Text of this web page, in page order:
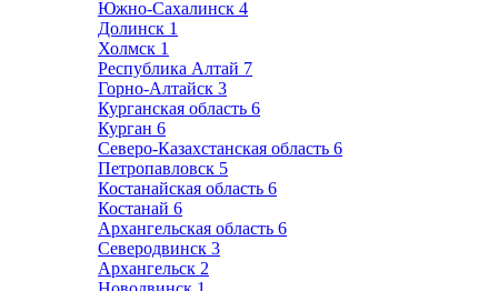
Южно-Сахалинск 4
Долинск 1
Холмск 1
Республика Алтай 7
Горно-Алтайск 3
Курганская область 6
Курган 6
Северо-Казахстанская область 6
Петропавловск 5
Костанайская область 6
Костанай 6
Архангельская область 6
Северодвинск 3
Архангельск 2